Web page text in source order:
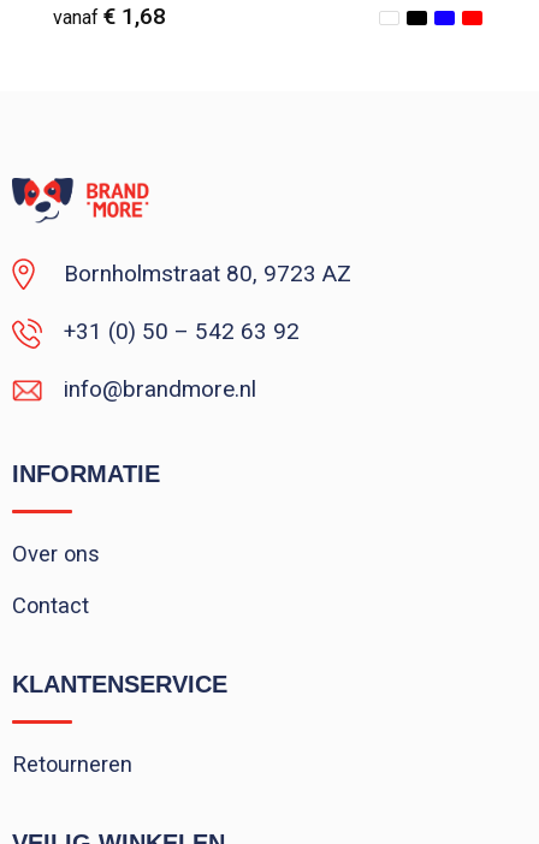
vanaf € 1,68
Bornholmstraat 80, 9723 AZ
+31 (0) 50 – 542 63 92
info@brandmore.nl
INFORMATIE
Over ons
Contact
KLANTENSERVICE
Retourneren